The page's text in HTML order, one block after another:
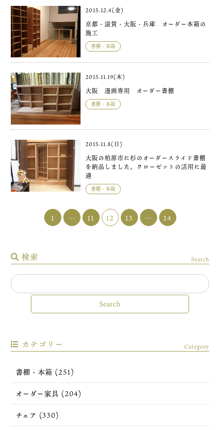
2015.12.4(金)
京都・滋賀・大阪・兵庫 オーダー本箱の
施工
書棚・本箱
2015.11.19(木)
大阪 漫画専用 オーダー書棚
書棚・本箱
2015.11.8(日)
大阪の柏原市に杉のオーダースライド書棚
を納品しました。クローゼットの活用に最
適
書棚・本箱
1 … 11 12 13 … 14
検索 Search
カテゴリー Category
書棚・本箱 (251)
オーダー家具 (204)
チェア (330)